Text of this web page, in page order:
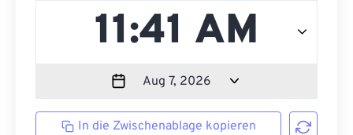
In die Zwischenablage kopieren